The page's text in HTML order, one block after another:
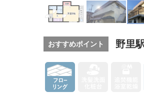
おすすめポイント 野里